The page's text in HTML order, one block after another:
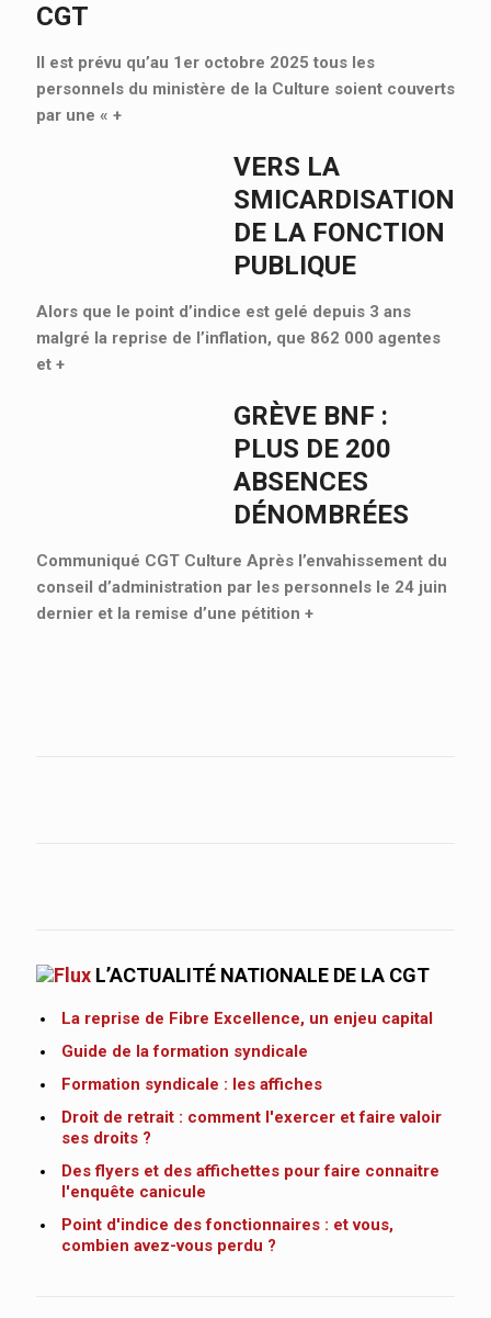
CGT
Il est prévu qu’au 1er octobre 2025 tous les
personnels du ministère de la Culture soient couverts
par une « +
VERS LA
SMICARDISATION
DE LA FONCTION
PUBLIQUE
Alors que le point d’indice est gelé depuis 3 ans
malgré la reprise de l’inflation, que 862 000 agentes
et +
GRÈVE BNF :
PLUS DE 200
ABSENCES
DÉNOMBRÉES
Communiqué CGT Culture Après l’envahissement du
conseil d’administration par les personnels le 24 juin
dernier et la remise d’une pétition +
L’ACTUALITÉ NATIONALE DE LA CGT
La reprise de Fibre Excellence, un enjeu capital
Guide de la formation syndicale
Formation syndicale : les affiches
Droit de retrait : comment l'exercer et faire valoir
ses droits ?
Des flyers et des affichettes pour faire connaitre
l'enquête canicule
Point d'indice des fonctionnaires : et vous,
combien avez-vous perdu ?